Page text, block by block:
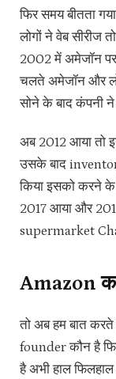
फिर समय बीतता
लोगों ने वेब सीरीज
2002 में अमेजॉन
चलते अमेजॉन और
सोने के बाद कंपनी ने
अब 2012 आया तो
उसके बाद
किया इसको करने के
2017 आया और
supermarket
Amazon
तो अब हम बात
founder कौन है
है अभी हाल